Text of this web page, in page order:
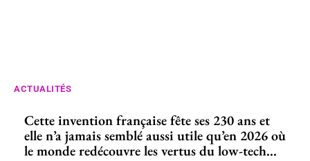
ACTUALITÉS
Cette invention française fête ses 230 ans et
elle n’a jamais semblé aussi utile qu’en 2026 où
le monde redécouvre les vertus du low-tech...